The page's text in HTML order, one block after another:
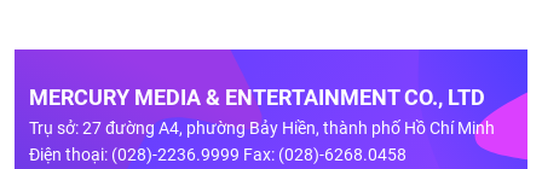
MERCURY MEDIA & ENTERTAINMENT CO., LTD
Trụ sở: 27 đường A4, phường Bảy Hiền, thành phố Hồ Chí Minh
Điện thoại: (028)-2236.9999 Fax: (028)-6268.0458